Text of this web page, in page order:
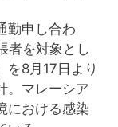
勤申し合わ
者を対象とし
を8月17日より
。マレーシア
における感染